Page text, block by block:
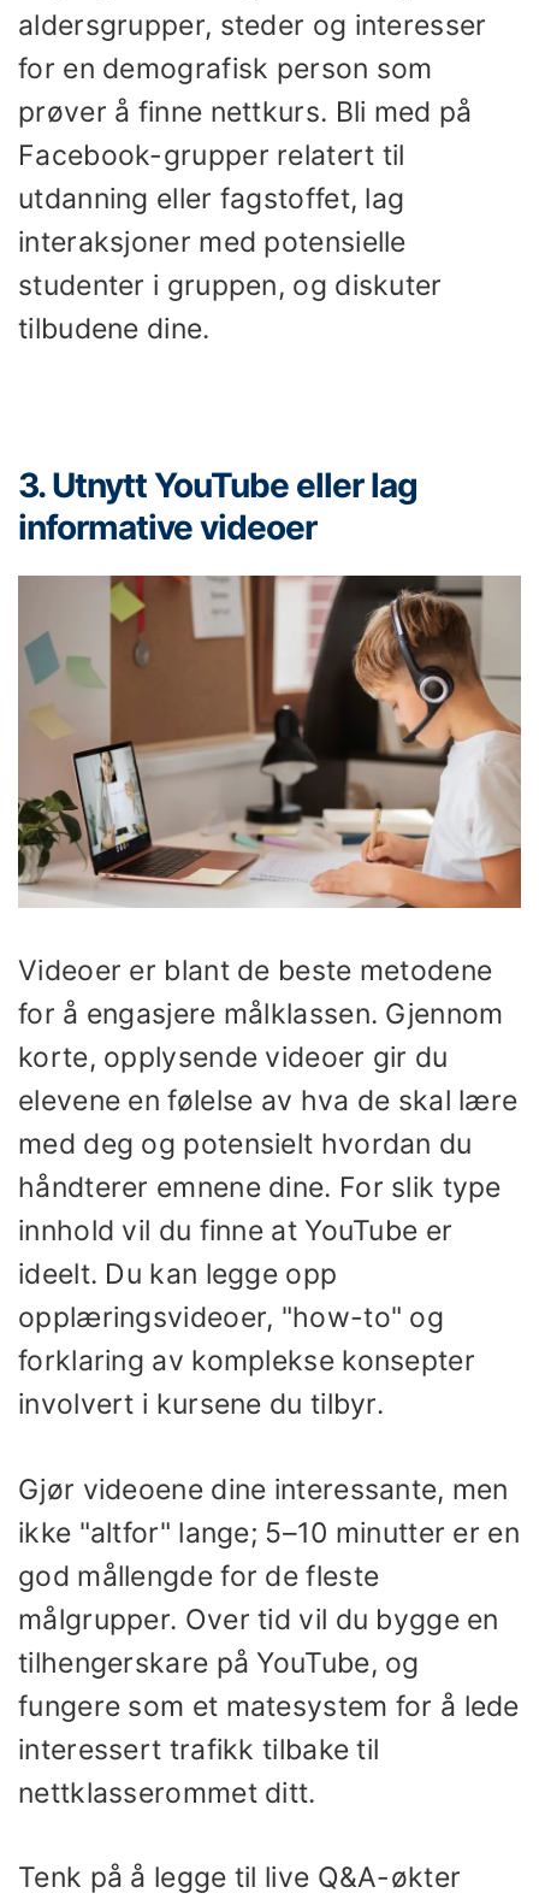
aldersgrupper, steder og interesser
for en demografisk person som
prøver å finne nettkurs. Bli med på
Facebook-grupper relatert til
utdanning eller fagstoffet, lag
interaksjoner med potensielle
studenter i gruppen, og diskuter
tilbudene dine.
3. Utnytt YouTube eller lag
informative videoer
Videoer er blant de beste metodene
for å engasjere målklassen. Gjennom
korte, opplysende videoer gir du
elevene en følelse av hva de skal lære
med deg og potensielt hvordan du
håndterer emnene dine. For slik type
innhold vil du finne at YouTube er
ideelt. Du kan legge opp
opplæringsvideoer, "how-to" og
forklaring av komplekse konsepter
involvert i kursene du tilbyr.
Gjør videoene dine interessante, men
ikke "altfor" lange; 5–10 minutter er en
god mållengde for de fleste
målgrupper. Over tid vil du bygge en
tilhengerskare på YouTube, og
fungere som et matesystem for å lede
interessert trafikk tilbake til
nettklasserommet ditt.
Tenk på å legge til live Q&A-økter